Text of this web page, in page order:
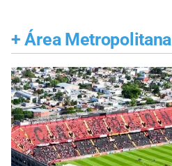
+ Área Metropolitana